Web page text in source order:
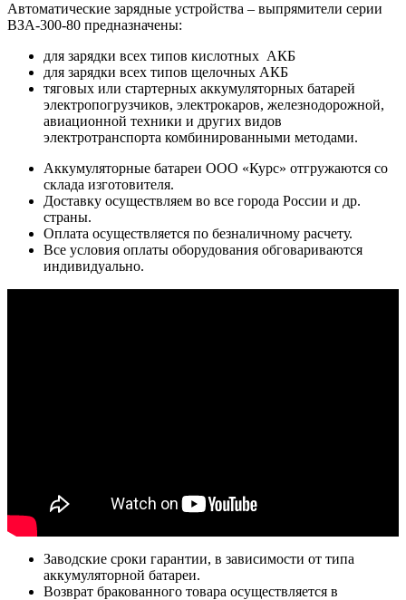
Автоматические зарядные устройства – выпрямители серии
ВЗА-300-80 предназначены:
для зарядки всех типов кислотных АКБ
для зарядки всех типов щелочных АКБ
тяговых или стартерных аккумуляторных батарей
электропогрузчиков, электрокаров, железнодорожной,
авиационной техники и других видов
электротранспорта комбинированными методами.
Аккумуляторные батареи ООО «Курс» отгружаются со
склада изготовителя.
Доставку осуществляем во все города России и др.
страны.
Оплата осуществляется по безналичному расчету.
Все условия оплаты оборудования обговариваются
индивидуально.
Заводские сроки гарантии, в зависимости от типа
аккумуляторной батареи.
Возврат бракованного товара осуществляется в